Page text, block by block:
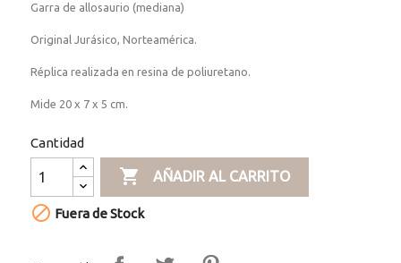
Garra de allosaurio (mediana)
Original Jurásico, Norteamérica.
Réplica realizada en resina de poliuretano.
Mide 20 x 7 x 5 cm.
Cantidad
 AÑADIR AL CARRITO
 Fuera de Stock